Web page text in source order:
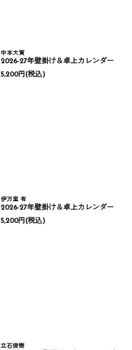
中本大賀
2026-27年壁掛け＆卓上カレンダー
5,200円(税込)
伊万里 有
2026-27年壁掛け＆卓上カレンダー
5,200円(税込)
立石俊樹